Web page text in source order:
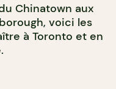
Chinatown aux
voici les
à Toronto et en